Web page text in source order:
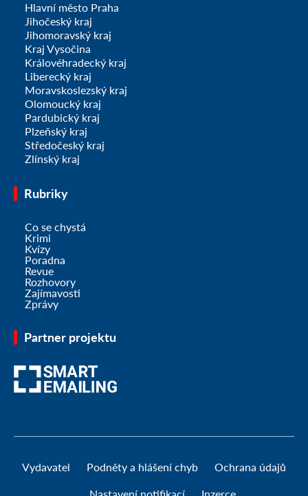
Hlavní město Praha
Jihočeský kraj
Jihomoravský kraj
Kraj Vysočina
Královéhradecký kraj
Liberecký kraj
Moravskoslezský kraj
Olomoucký kraj
Pardubický kraj
Plzeňský kraj
Středočeský kraj
Zlínský kraj
Rubriky
Co se chystá
Krimi
Kvízy
Poradna
Revue
Rozhovory
Zajímavosti
Zprávy
Partner projektu
Vydavatel Podněty a hlášení chyb Ochrana údajů